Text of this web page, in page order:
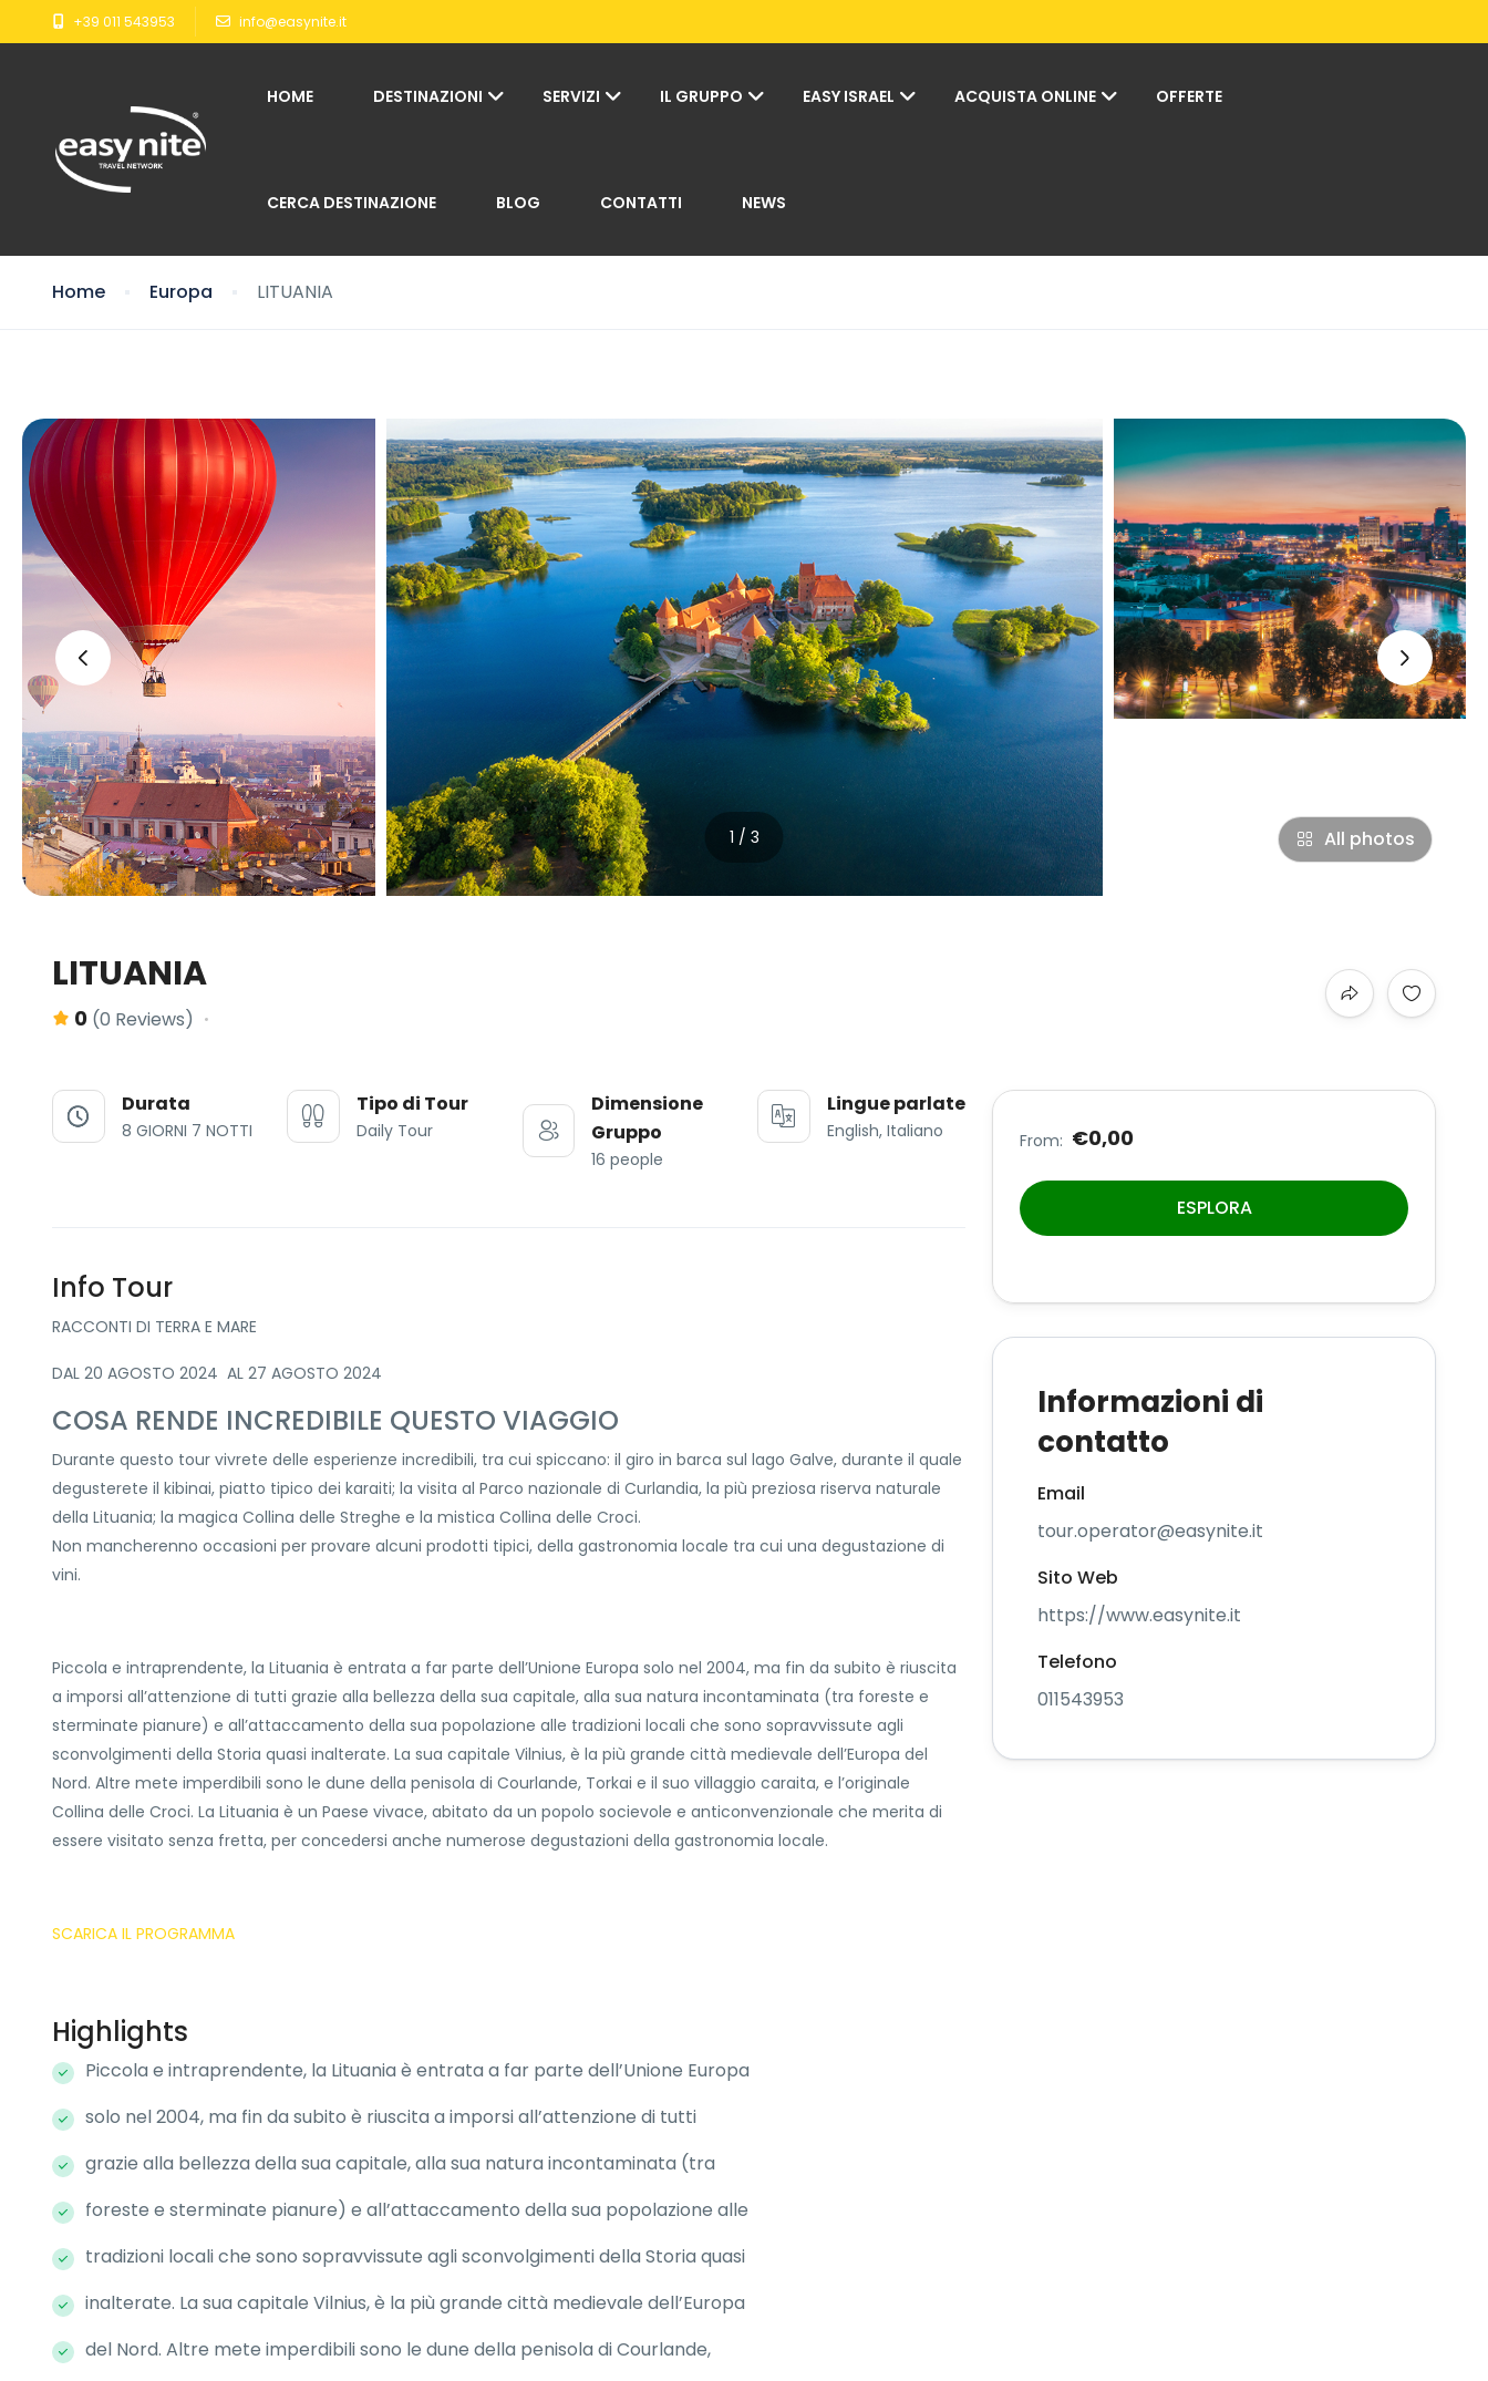
+39 011 543953 info@easynite.it
HOME DESTINAZIONI SERVIZI IL GRUPPO EASY ISRAEL ACQUISTA ONLINE OFFERTE
CERCA DESTINAZIONE BLOG CONTATTI NEWS
Home Europa LITUANIA
‹ ›
1 / 3 All photos
LITUANIA
0 (0 Reviews)
Durata
8 GIORNI 7 NOTTI
Tipo di Tour
Daily Tour
Dimensione
Gruppo
16 people
Lingue parlate
English, Italiano
Info Tour
RACCONTI DI TERRA E MARE
DAL 20 AGOSTO 2024 AL 27 AGOSTO 2024
COSA RENDE INCREDIBILE QUESTO VIAGGIO
Durante questo tour vivrete delle esperienze incredibili, tra cui spiccano: il giro in barca sul lago Galve, durante il quale
degusterete il kibinai, piatto tipico dei karaiti; la visita al Parco nazionale di Curlandia, la più preziosa riserva naturale
della Lituania; la magica Collina delle Streghe e la mistica Collina delle Croci.
Non mancherenno occasioni per provare alcuni prodotti tipici, della gastronomia locale tra cui una degustazione di
vini.
Piccola e intraprendente, la Lituania è entrata a far parte dell’Unione Europa solo nel 2004, ma fin da subito è riuscita
a imporsi all’attenzione di tutti grazie alla bellezza della sua capitale, alla sua natura incontaminata (tra foreste e
sterminate pianure) e all’attaccamento della sua popolazione alle tradizioni locali che sono sopravvissute agli
sconvolgimenti della Storia quasi inalterate. La sua capitale Vilnius, è la più grande città medievale dell’Europa del
Nord. Altre mete imperdibili sono le dune della penisola di Courlande, Torkai e il suo villaggio caraita, e l’originale
Collina delle Croci. La Lituania è un Paese vivace, abitato da un popolo socievole e anticonvenzionale che merita di
essere visitato senza fretta, per concedersi anche numerose degustazioni della gastronomia locale.
SCARICA IL PROGRAMMA
Highlights
Piccola e intraprendente, la Lituania è entrata a far parte dell’Unione Europa
solo nel 2004, ma fin da subito è riuscita a imporsi all’attenzione di tutti
grazie alla bellezza della sua capitale, alla sua natura incontaminata (tra
foreste e sterminate pianure) e all’attaccamento della sua popolazione alle
tradizioni locali che sono sopravvissute agli sconvolgimenti della Storia quasi
inalterate. La sua capitale Vilnius, è la più grande città medievale dell’Europa
del Nord. Altre mete imperdibili sono le dune della penisola di Courlande,
From: €0,00
ESPLORA
Informazioni di
contatto
Email
tour.operator@easynite.it
Sito Web
https://www.easynite.it
Telefono
011543953